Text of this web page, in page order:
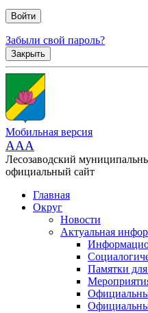
Забыли свой пароль?
Закрыть
Мобильная версия
AAA
Лесозаводский
официальный сайт
Главная
Округ
Новости
Актуальная
Памятки